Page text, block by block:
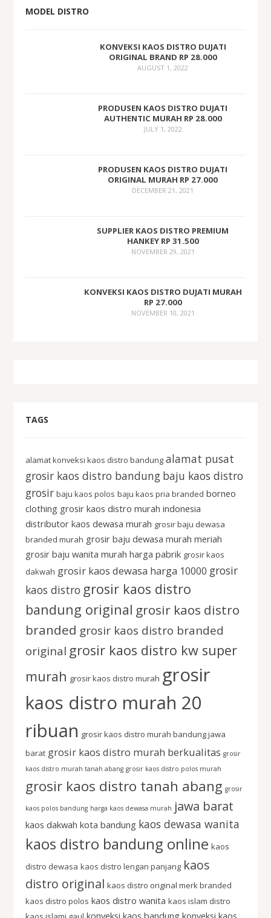
MODEL DISTRO
KONVEKSI KAOS DISTRO DUJATI
ORIGINAL BRAND RP 28.000
AUGUST 1, 2022
PRODUSEN KAOS DISTRO DUJATI
AUTHENTIC MURAH RP 28.000
JULY 1, 2022
PRODUSEN KAOS DISTRO DUJATI
ORIGINAL MURAH RP 27.000
DECEMBER 21, 2021
SUPPLIER KAOS DISTRO PREMIUM
HANKEY RP 31.500
NOVEMBER 29, 2021
KONVEKSI KAOS DISTRO DUJATI MURAH
RP 27.000
NOVEMBER 10, 2021
TAGS
alamat konveksi kaos distro bandung alamat pusat
grosir kaos distro bandung baju kaos distro
grosir baju kaos polos baju kaos pria branded borneo
clothing grosir kaos distro murah indonesia
distributor kaos dewasa murah grosir baju dewasa
branded murah grosir baju dewasa murah meriah
grosir baju wanita murah harga pabrik grosir kaos
dakwah grosir kaos dewasa harga 10000 grosir
kaos distro grosir kaos distro
bandung original grosir kaos distro
branded grosir kaos distro branded
original grosir kaos distro kw super
murah grosir kaos distro murah grosir
kaos distro murah 20
ribuan grosir kaos distro murah bandung jawa
barat grosir kaos distro murah berkualitas grosir
kaos distro murah tanah abang grosir kaos distro polos murah
grosir kaos distro tanah abang grosir
kaos polos bandung harga kaos dewasa murah jawa barat
kaos dakwah kota bandung kaos dewasa wanita
kaos distro bandung online kaos
distro dewasa kaos distro lengan panjang kaos
distro original kaos distro original merk branded
kaos distro polos kaos distro wanita kaos islam distro